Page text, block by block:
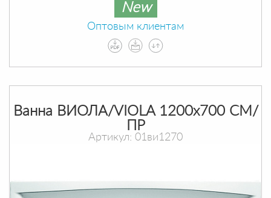
New
Оптовым клиентам
Ванна ВИОЛА/VIOLA 1200х700 СМ/
ПР
Артикул: 01ви1270